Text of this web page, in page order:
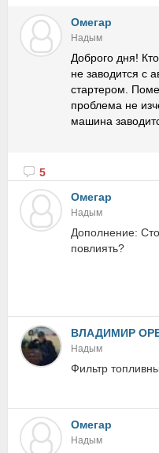
Омегар
Надым
Доброго дня!
не заводится с
стартером.
проблема не
машина
5
Омегар
Надым
Дополнение:
повлиять?
ВЛАДИМИР
Надым
Фильтр
Омегар
Надым